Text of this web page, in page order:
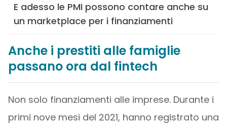
E adesso le PMI possono contare anche su
un marketplace per i finanziamenti
Anche i prestiti alle famiglie
passano ora dal fintech
Non solo finanziamenti alle imprese. Durante i
primi nove mesi del 2021, hanno registrato una